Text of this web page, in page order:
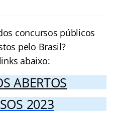
concursos públicos
pelo Brasil?
abaixo:
ABERTOS
2023